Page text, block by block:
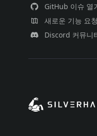
GitHub 이슈 열
새로운 기능 요청
Discord 커뮤니